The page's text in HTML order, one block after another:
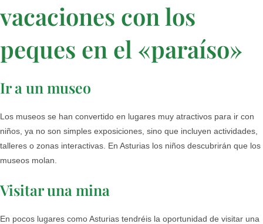
vacaciones con los
peques en el «paraíso»
Ir a un museo
Los museos se han convertido en lugares muy atractivos para ir con
niños, ya no son simples exposiciones, sino que incluyen actividades,
talleres o zonas interactivas. En Asturias los niños descubrirán que los
museos molan.
Visitar una mina
En pocos lugares como Asturias tendréis la oportunidad de visitar una